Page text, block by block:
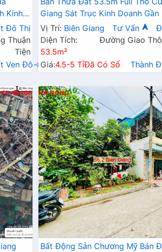
Kinh
Rộng
Đô Thị
Thuận
Tiện
Ven Đô→
Giang Sát Trục Kinh Doanh Gần
Đang Triển Khai Mở Rộng
Vị Trí: Biên Giang Tư Vấn
Diện Tích:
53.5m²
Đường Giao
Giá:4.5-5 TỉĐã Có Sổ Thành
B 408 HÀ ĐÔNG
Bất Động Sản Chương Mỹ Bán